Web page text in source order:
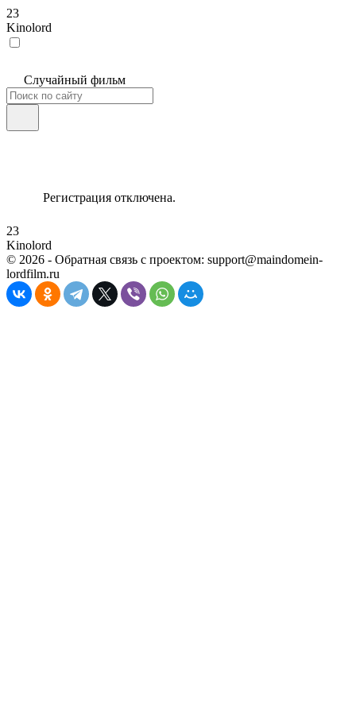
23
Kinolord
Случайный фильм
Регистрация отключена.
23
Kinolord
© 2026 - Обратная связь с проектом: support@maindomein-
lordfilm.ru